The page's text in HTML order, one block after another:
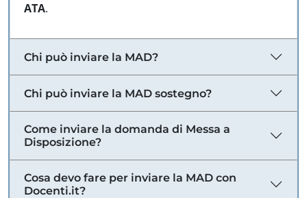
ATA.
Chi può inviare la MAD?
Chi può inviare la MAD sostegno?
Come inviare la domanda di Messa a
Disposizione?
Cosa devo fare per inviare la MAD con
Docenti.it?